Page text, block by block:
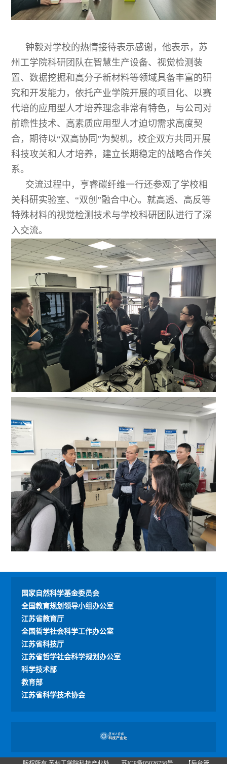
钟毅对学校的热情接待表示感谢，他表示，苏
州工学院科研团队在智慧生产设备、视觉检测装
置、数据挖掘和高分子新材料等领域具备丰富的研
究和开发能力，依托产业学院开展的项目化、以赛
代培的应用型人才培养理念非常有特色，与公司对
前瞻性技术、高素质应用型人才迫切需求高度契
合，期待以“双高协同”为契机，校企双方共同开展
科技攻关和人才培养，建立长期稳定的战略合作关
系。
交流过程中，亨睿碳纤维一行还参观了学校相
关科研实验室、“双创”融合中心。就高透、高反等
特殊材料的视觉检测技术与学校科研团队进行了深
入交流。
国家自然科学基金委员会
全国教育规划领导小组办公室
江苏省教育厅
全国哲学社会科学工作办公室
江苏省科技厅
江苏省哲学社会科学规划办公室
科学技术部
教育部
江苏省科学技术协会